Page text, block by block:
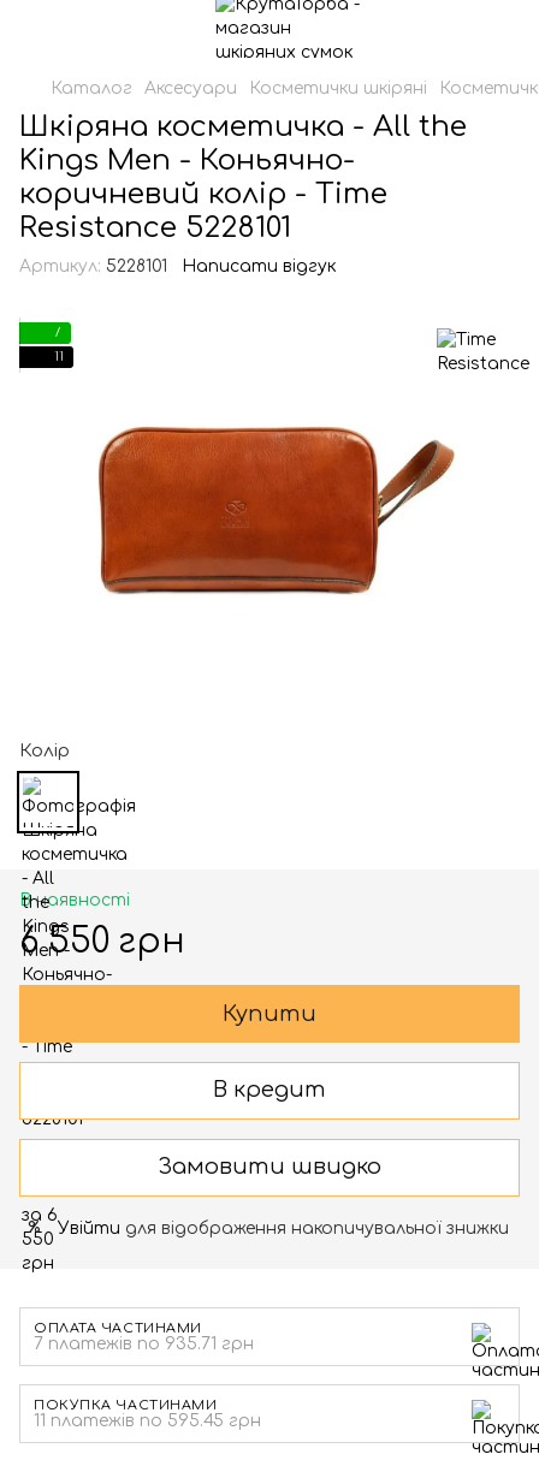
Каталог Аксесуари Косметички шкіряні
Шкіряна косметичка - All the
Kings Men - Коньячно-
коричневий колір - Time
Resistance 5228101
Артикул: 5228101 Написати відгук
7
11
Колір
В наявності
6 550 грн
Купити
В кредит
Замовити швидко
% Увійти для відображення накопичувальної знижки
ОПЛАТА ЧАСТИНАМИ
7 платежів по 935.71 грн
ПОКУПКА ЧАСТИНАМИ
11 платежів по 595.45 грн